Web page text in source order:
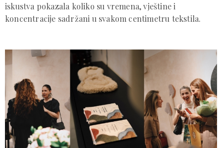
iskustva pokazala koliko su vremena, vještine i
koncentracije sadržani u svakom centimetru tekstila.